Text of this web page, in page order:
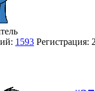
1593 Регистрация: